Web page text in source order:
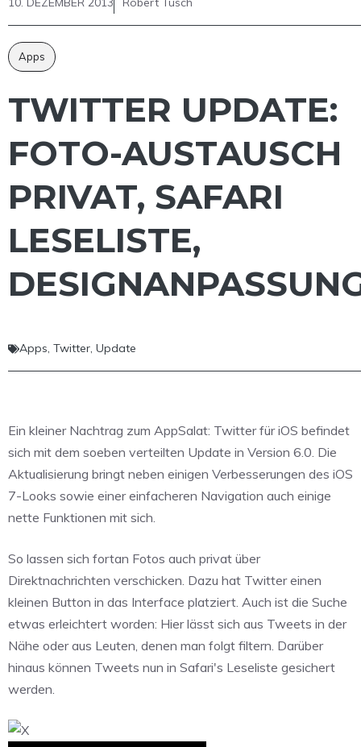
Apps
TWITTER UPDATE:
FOTO-AUSTAUSCH
PRIVAT, SAFARI
LESELISTE,
Apps, Twitter, Update
Ein kleiner Nachtrag zum AppSalat: Twitter für iOS befindet
sich mit dem soeben verteilten Update in Version 6.0. Die
Aktualisierung bringt neben einigen Verbesserungen des iOS
7-Looks sowie einer einfacheren Navigation auch einige
nette Funktionen mit sich.
So lassen sich fortan Fotos auch privat über
Direktnachrichten verschicken. Dazu hat Twitter einen
kleinen Button in das Interface platziert. Auch ist die Suche
etwas erleichtert worden: Hier lässt sich aus Tweets in der
Nähe oder aus Leuten, denen man folgt filtern. Darüber
hinaus können Tweets nun in Safari's Leseliste gesichert
werden.